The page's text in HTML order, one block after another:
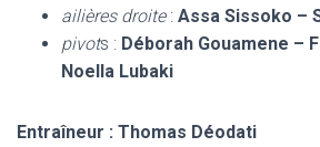
ailières droite: Assa Sissoko –
pivots : Déborah Gouamene –
Noella Lubaki
Entraîneur : Thomas Déodati